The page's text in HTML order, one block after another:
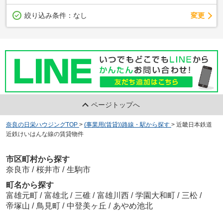
絞り込み条件： なし 変更
ページトップへ
奈良の日栄ハウジングTOP > (事業用(賃貸))路線・駅から探す > 近畿日本鉄道
近鉄けいはんな線の賃貸物件
市区町村から探す
奈良市 / 桜井市 / 生駒市
町名から探す
富雄元町 / 富雄北 / 三碓 / 富雄川西 / 学園大和町 / 三松 /
帝塚山 / 鳥見町 / 中登美ヶ丘 / あやめ池北